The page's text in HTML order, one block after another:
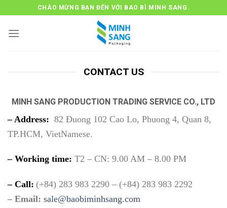
到
CHÀO MỪNG BẠN ĐẾN VỚI BAO BÌ MINH SANG.
CONTACT US
MINH SANG PRODUCTION TRADING SERVICE CO., LTD
– Address: 82 Đuong 102 Cao Lo, Phuong 4, Quan 8,
TP.HCM, VietNamese.
– Working time: T2 – CN: 9.00 AM – 8.00 PM
– Call: (+84) 283 983 2290 – (+84) 283 983 2292
– Email: sale@baobiminhsang.com